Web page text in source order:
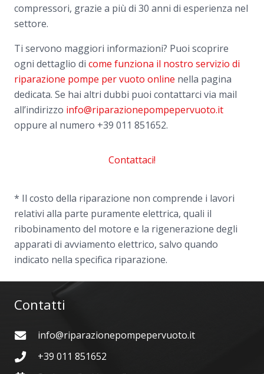
compressori, grazie a più di 30 anni di esperienza nel
settore.
Ti servono maggiori informazioni? Puoi scoprire
ogni dettaglio di come funziona il nostro servizio di
riparazione pompe per vuoto online nella pagina
dedicata. Se hai altri dubbi puoi contattarci via mail
all’indirizzo info@riparazionepompepervuoto.it
oppure al numero +39 011 851652.
Contattaci!
* Il costo della riparazione non comprende i lavori
relativi alla parte puramente elettrica, quali il
ribobinamento del motore e la rigenerazione degli
apparati di avviamento elettrico, salvo quando
indicato nella specifica riparazione.
Contatti
info@riparazionepompepervuoto.it
+39 011 851652